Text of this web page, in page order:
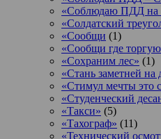
«Соблюдаю ПДД на
«Солдатский
«Сообщи (1)
«Сообщи где
«Сохраним лес» (1)
«Стань заметней на
«Стимул мечты это
«Студенческий
«Такси» (5)
«Тахограф» (11)
«Технический